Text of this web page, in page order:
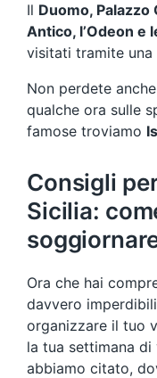
Il Duomo,
Antico, l’Odeon e
visitati tramite una
Non perdete
qualche ora sulle
famose troviamo
Consigli
Sicilia:
Ora che hai
davvero
organizzare il tuo
la tua settimana
abbiamo citato,